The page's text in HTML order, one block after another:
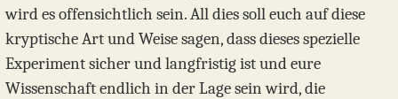
wird es offensichtlich sein. All dies soll euch auf diese
kryptische Art und Weise sagen, dass dieses spezielle
Experiment sicher und langfristig ist und eure
Wissenschaft endlich in der Lage sein wird, die